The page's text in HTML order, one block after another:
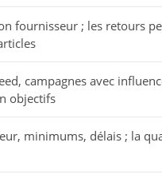
fournisseur ; les retours
campagnes avec
objectifs
minimums, délais ; la